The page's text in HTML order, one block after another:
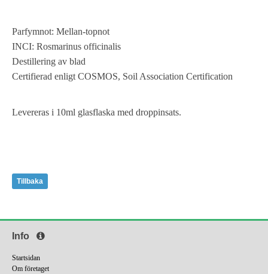
Parfymnot: Mellan-topnot
INCI: Rosmarinus officinalis
Destillering av blad
Certifierad enligt COSMOS, Soil Association Certification
Levereras i 10ml glasflaska med droppinsats.
Tillbaka
Info
Startsidan
Om företaget